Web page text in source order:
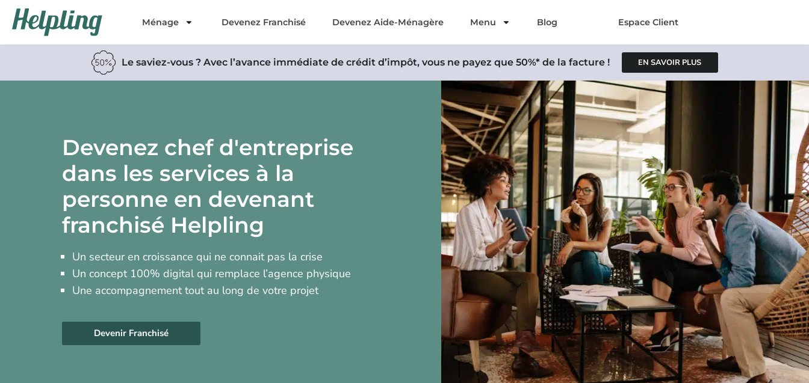
Ménage Devenez Franchisé Devenez Aide-Ménagère Menu Blog Espace Client
Le saviez-vous ? Avec l’avance immédiate de crédit d’impôt, vous ne payez que 50%* de la facture !
Devenez chef d'entreprise
dans les services à la
personne en devenant
franchisé Helpling
Un secteur en croissance qui ne connait pas la crise
Un concept 100% digital qui remplace l’agence physique
Une accompagnement tout au long de votre projet
Devenir Franchisé